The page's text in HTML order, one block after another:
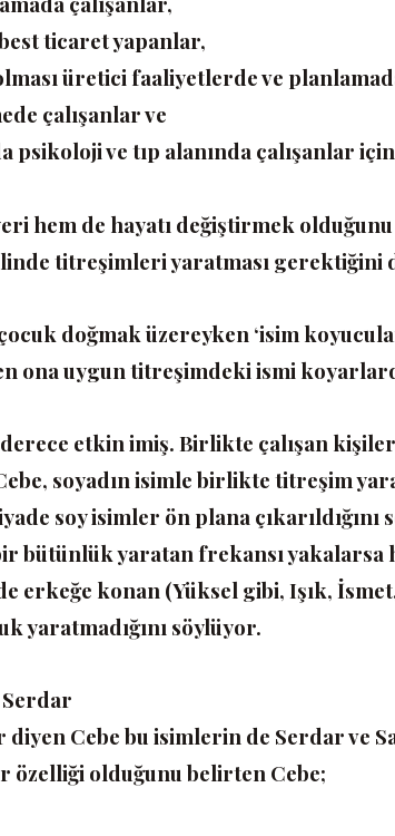
ticaret yapanlar,
üretici faaliyetlerde ve
çalışanlar ve
psikoloji ve tıp alanında çalışanlar
hem de hayatı değiştirmek
titreşimleri yaratması gerektiğini
doğmak üzereyken ‘isim
ona uygun titreşimdeki ismi
etkin imiş. Birlikte çalışan
soyadın isimle birlikte titreşim
soy isimler ön plana çıkarıldığını
bütünlük yaratan frekansı
erkeğe konan (Yüksel gibi, Işık,
yaratmadığını söylüyor.
Serdar
Cebe bu isimlerin de Serdar ve
özelliği olduğunu belirten Cebe;